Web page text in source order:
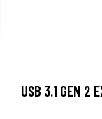
USB 3.1 GEN 2